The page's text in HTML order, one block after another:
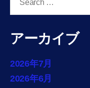
アーカイブ
2026年7月
2026年6月